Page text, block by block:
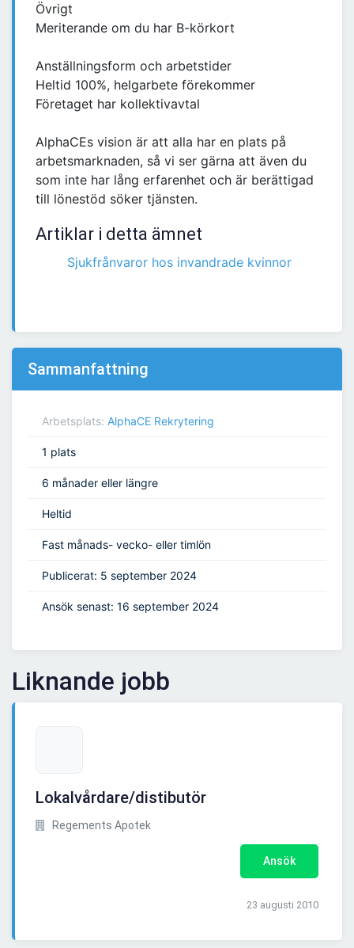
Övrigt
Meriterande om du har B-körkort
Anställningsform och arbetstider
Heltid 100%, helgarbete förekommer
Företaget har kollektivavtal
AlphaCEs vision är att alla har en plats på
arbetsmarknaden, så vi ser gärna att även du
som inte har lång erfarenhet och är berättigad
till lönestöd söker tjänsten.
Artiklar i detta ämnet
Sjukfrånvaror hos invandrade kvinnor
Sammanfattning
Arbetsplats: AlphaCE Rekrytering
1 plats
6 månader eller längre
Heltid
Fast månads- vecko- eller timlön
Publicerat: 5 september 2024
Ansök senast: 16 september 2024
Liknande jobb
Lokalvårdare/distibutör
Regements Apotek
Ansök
23 augusti 2010